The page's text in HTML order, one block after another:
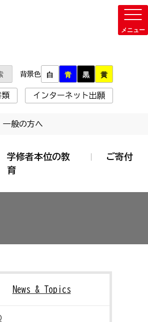
背景色 白 青 黒 黄
インターネット出願
一般の方へ
学修者本位の教
育
ご寄付
News & Topics